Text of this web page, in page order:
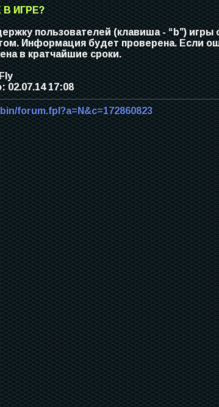
ИГРЕ?
пользователей (клавиша - “b”)
Информация будет проверена. Если
в кратчайшие сроки.
17:08
forum.fpl?a=N&c=172860823